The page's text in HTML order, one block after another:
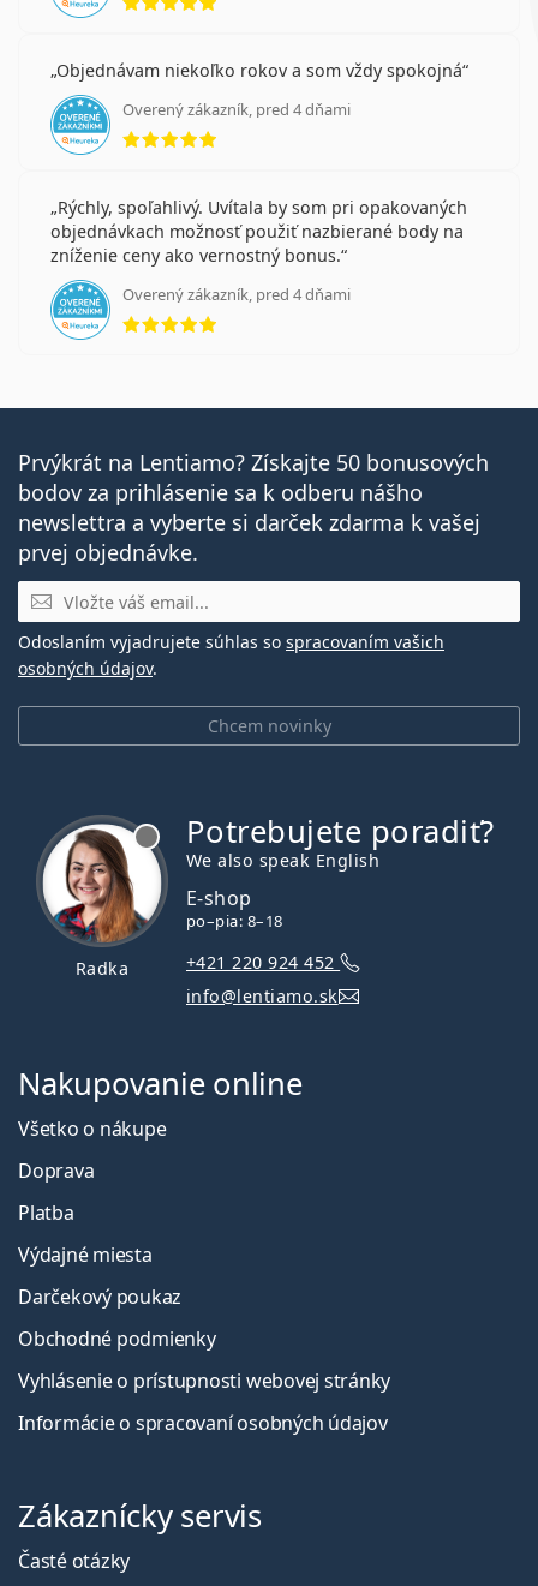
Objednávam niekoľko rokov a som vždy spokojná
Overený zákazník, pred 4 dňami
hodnotenie 5 z 5
Rýchly, spoľahlivý. Uvítala by som pri opakovaných
objednávkach možnosť použiť nazbierané body na
zníženie ceny ako vernostný bonus.
Overený zákazník, pred 4 dňami
hodnotenie 5 z 5
Prvýkrát na Lentiamo? Získajte 50 bonusových
bodov za prihlásenie sa k odberu nášho
newslettra a vyberte si darček zdarma k vašej
prvej objednávke.
E-mail
Chcem novinky
Odoslaním vyjadrujete súhlas so spracovaním vašich
osobných údajov.
Radka
Potrebujete poradiť?
We also speak English
E-shop
po–pia: 8–18
+421 220 924 452
info@lentiamo.sk
Nakupovanie online
Všetko o nákupe
Doprava
Platba
Výdajné miesta
Darčekový poukaz
Obchodné podmienky
Vyhlásenie o prístupnosti webovej stránky
Informácie o spracovaní osobných údajov
Zákaznícky servis
Časté otázky